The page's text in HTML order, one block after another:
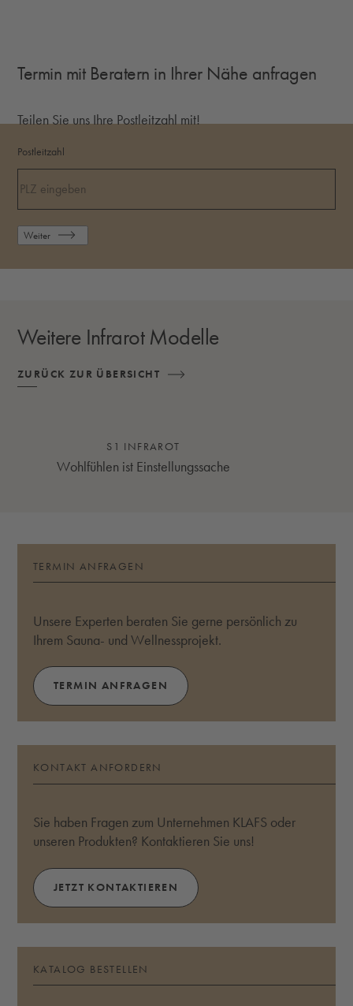
Termin mit Beratern in Ihrer Nähe anfragen
Teilen Sie uns Ihre Postleitzahl mit!
Postleitzahl
Weiter
Weitere Infrarot Modelle
ZURÜCK ZUR ÜBERSICHT
S1 INFRAROT
Wohlfühlen ist Einstellungssache
TERMIN ANFRAGEN
Unsere Experten beraten Sie gerne persönlich zu
Ihrem Sauna- und Wellnessprojekt.
TERMIN ANFRAGEN
KONTAKT ANFORDERN
Sie haben Fragen zum Unternehmen KLAFS oder
unseren Produkten? Kontaktieren Sie uns!
JETZT KONTAKTIEREN
KATALOG BESTELLEN